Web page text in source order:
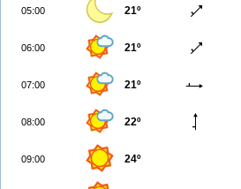
05:00 21º
06:00 21º
07:00 21º
08:00 22º
09:00 24º